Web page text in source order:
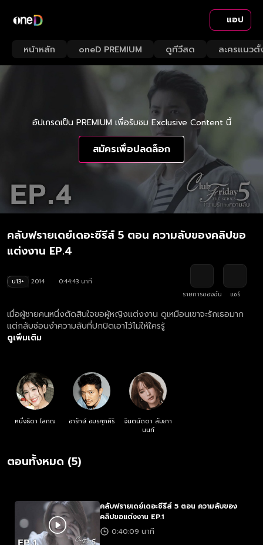
แอป
หน้าหลัก oneD PREMIUM ดูทีวีสด ละครแนวตั้
อัปเกรดเป็น PREMIUM เพื่อรับชม Exclusive Content นี้
สมัครเพื่อปลดล็อก
คลับฟรายเดย์เดอะซีรีส์ 5 ตอน ความลับของคลิปขอ
แต่งงาน EP.4
น13+ 2014
0:44:43 นาที
รายการของฉัน
แชร์
เมื่อผู้ชายคนหนึ่งตัดสินใจขอผู้หญิงแต่งงาน ดูเหมือนเขาจะรักเธอมาก
แต่กลับซ่อนงำความลับที่ปกปิดเอาไว้ไม่ให้ใครรู้
ดูเพิ่มเติม
หนึ่งธิดา โสภณ อารักษ์ อมรศุภศิริ
จินตนัดดา ลัมะกา
นนท์
ตอนทั้งหมด (5)
คลับฟรายเดย์เดอะซีรีส์ 5 ตอน ความลับของ
คลิปขอแต่งงาน EP.1
0:40:09 นาที